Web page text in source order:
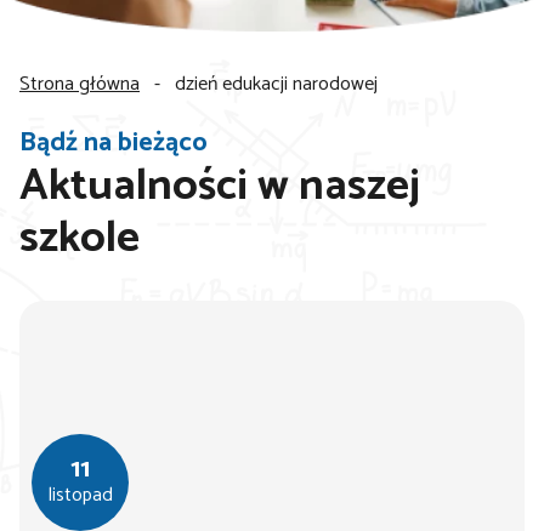
Bądź na bieżąco
Aktualności w naszej
szkole
Strona główna - dzień edukacji narodowej
11
listopad